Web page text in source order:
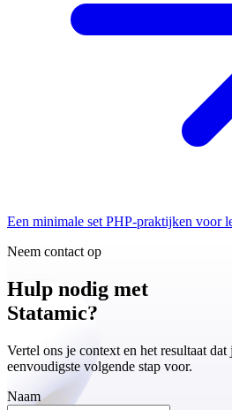
Een minimale set PHP-praktijken voor
Neem contact op
Hulp nodig met
Statamic?
Vertel ons je context en het resultaat
eenvoudigste volgende stap voor.
Naam